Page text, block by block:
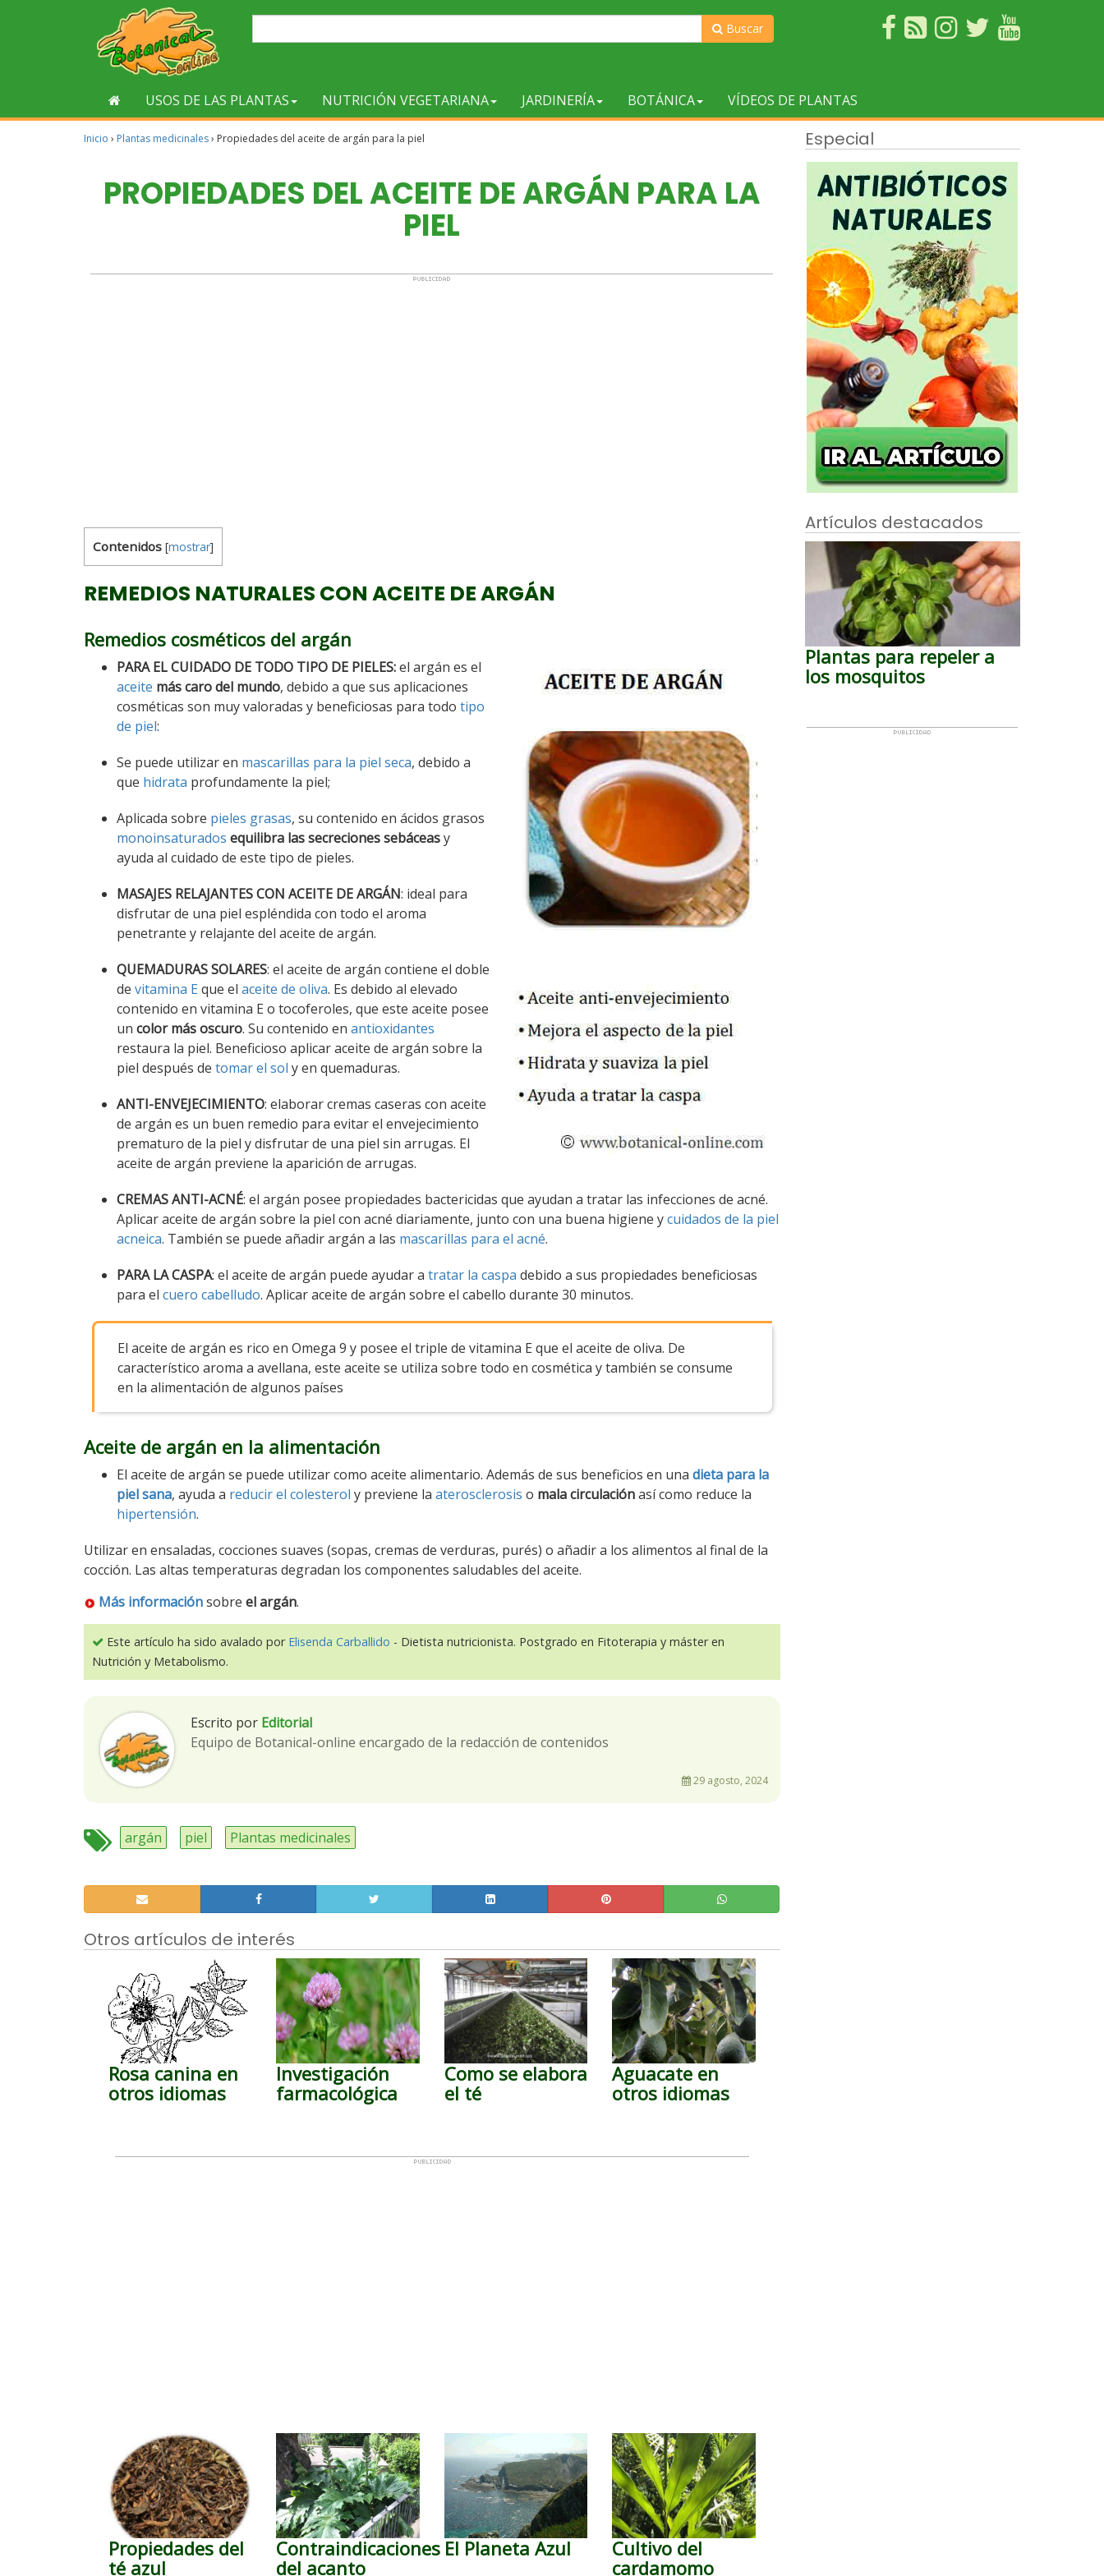
Buscar
USOS DE LAS PLANTAS NUTRICIÓN VEGETARIANA JARDINERÍA BOTÁNICA VÍDEOS DE PLANTAS
Inicio › Plantas medicinales› Propiedades del aceite de argán para la piel
PROPIEDADES DEL ACEITE DE ARGÁN PARA LA
PIEL
Contenidos [mostrar]
REMEDIOS NATURALES CON ACEITE DE ARGÁN
Remedios cosméticos del argán
PARA EL CUIDADO DE TODO TIPO DE PIELES:el argán es el
aceite más caro del mundo, debido a que sus aplicaciones
cosméticas son muy valoradas y beneficiosas para todo tipo
de piel:
Se puede utilizar en mascarillas para la piel seca, debido a
que hidrata profundamente la piel;
Aplicada sobre pieles grasas, su contenido en ácidos grasos
monoinsaturados equilibra las secreciones sebáceasy
ayuda al cuidado de este tipo de pieles.
MASAJES RELAJANTES CON ACEITE DE ARGÁN: ideal para
disfrutar de una piel espléndida con todo el aroma
penetrante y relajante del aceite de argán.
QUEMADURAS SOLARES: el aceite de argán contiene el doble
de vitamina E que el aceite de oliva. Es debido al elevado
contenido en vitamina E o tocoferoles, que este aceite posee
un color más oscuro. Su contenido en antioxidantes
restaura la piel. Beneficioso aplicar aceite de argán sobre la
piel después de tomar el sol y en quemaduras.
ANTI-ENVEJECIMIENTO: elaborar cremas caseras con aceite
de argán es un buen remedio para evitar el envejecimiento
prematuro de la piel y disfrutar de una piel sin arrugas. El
aceite de argán previene la aparición de arrugas.
CREMAS ANTI-ACNÉ: el argán posee propiedades bactericidas que ayudan a tratar las infecciones de acné.
Aplicar aceite de argán sobre la piel con acné diariamente, junto con una buena higiene ycuidados de la piel
acneica. También se puede añadir argán a las mascarillas para el acné.
PARA LA CASPA: el aceite de argán puede ayudar a tratar la caspa debido a sus propiedades beneficiosas
para el cuero cabelludo. Aplicar aceite de argán sobre el cabello durante 30 minutos.
El aceite de argán es rico en Omega 9 y posee el triple de vitamina E que el aceite de oliva. De
característico aroma a avellana, este aceite se utiliza sobre todo en cosmética y también se consume
en la alimentación de algunos países
Aceite de argán en la alimentación
El aceite de argán se puede utilizar como aceite alimentario. Además de sus beneficios en una dieta para la
piel sana, ayuda a reducir el colesterol y previene la aterosclerosis o mala circulaciónasí como reduce la
hipertensión.
Utilizar en ensaladas, cocciones suaves (sopas, cremas de verduras, purés) o añadir a los alimentos al final de la
cocción. Las altas temperaturas degradan los componentes saludables del aceite.
Más informaciónsobre el argán.
Este artículo ha sido avalado por Elisenda Carballido - Dietista nutricionista. Postgrado en Fitoterapia y máster en
Nutrición y Metabolismo.
Escrito por Editorial
Equipo de Botanical-online encargado de la redacción de contenidos
29 agosto, 2024
argán piel Plantas medicinales
Otros artículos de interés
Rosa canina en
otros idiomas
Investigación
farmacológica
Como se elabora
el té
Aguacate en
otros idiomas
Propiedades del
té azul
Contraindicaciones
del acanto
El Planeta Azul
Cultivo del
cardamomo
Especial
Artículos destacados
Plantas para repeler a
los mosquitos